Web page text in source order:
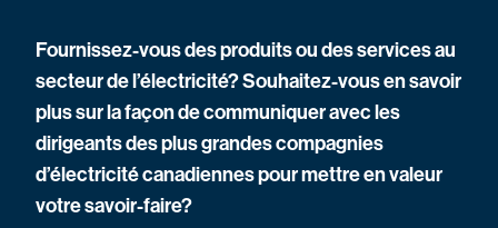
Fournissez-vous des produits ou des services au
secteur de l’électricité? Souhaitez-vous en savoir
plus sur la façon de communiquer avec les
dirigeants des plus grandes compagnies
d’électricité canadiennes pour mettre en valeur
votre savoir-faire?